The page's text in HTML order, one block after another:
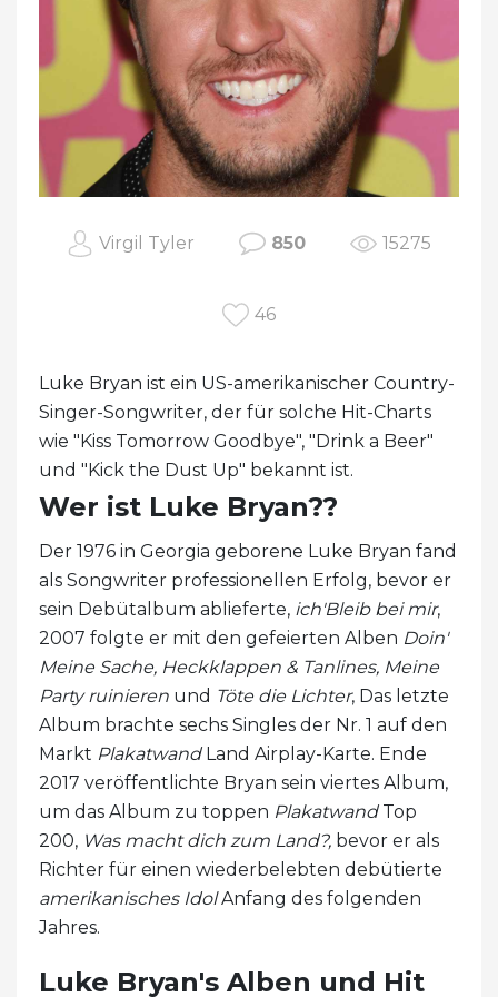
Virgil Tyler 850 15275
46
Luke Bryan ist ein US-amerikanischer Country-
Singer-Songwriter, der für solche Hit-Charts
wie "Kiss Tomorrow Goodbye", "Drink a Beer"
und "Kick the Dust Up" bekannt ist.
Wer ist Luke Bryan??
Der 1976 in Georgia geborene Luke Bryan fand
als Songwriter professionellen Erfolg, bevor er
sein Debütalbum ablieferte, ich'Bleib bei mir,
2007 folgte er mit den gefeierten Alben Doin'
Meine Sache, Heckklappen & Tanlines, Meine
Party ruinieren und Töte die Lichter, Das letzte
Album brachte sechs Singles der Nr. 1 auf den
Markt PlakatwandLand Airplay-Karte. Ende
2017 veröffentlichte Bryan sein viertes Album,
um das Album zu toppen PlakatwandTop
200, Was macht dich zum Land?, bevor er als
Richter für einen wiederbelebten debütierte
amerikanisches IdolAnfang des folgenden
Jahres.
Luke Bryan's Alben und Hit